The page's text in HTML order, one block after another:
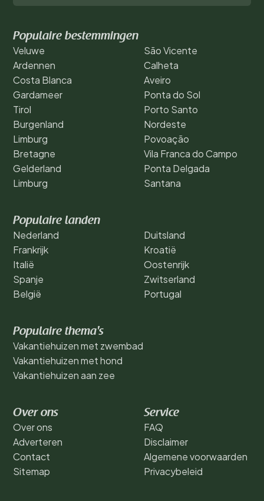
Populaire bestemmingen
Veluwe
Ardennen
Costa Blanca
Gardameer
Tirol
Burgenland
Limburg
Bretagne
Gelderland
Limburg
São Vicente
Calheta
Aveiro
Ponta do Sol
Porto Santo
Nordeste
Povoação
Vila Franca do Campo
Ponta Delgada
Santana
Populaire landen
Nederland
Frankrijk
Italië
Spanje
België
Duitsland
Kroatië
Oostenrijk
Zwitserland
Portugal
Populaire thema's
Vakantiehuizen met zwembad
Vakantiehuizen met hond
Vakantiehuizen aan zee
Over ons
Over ons
Adverteren
Contact
Sitemap
Service
FAQ
Disclaimer
Algemene voorwaarden
Privacybeleid